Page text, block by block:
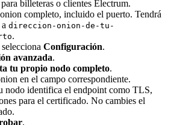
billeteras o clientes Electrum.
completo, incluido el puerto. Tendrá
direccion-onion-de-tu-
.
Configuración.
avanzada.
tu propio nodo completo.
en el campo correspondiente.
nodo identifica el endpoint como TLS,
para el certificado. No cambies el
.